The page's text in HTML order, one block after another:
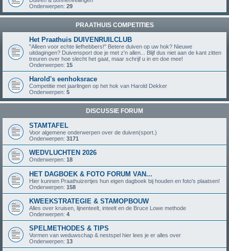
Onderwerpen: 29
PRAATHUIS COMPETITIES
Het Praathuis DUIVENRUILCLUB
"Alleen voor echte liefhebbers!" Betere duiven op uw hok? Nieuwe
uitdagingen? Duivensport doe je met z'n allen... Blijf dus niet aan de kant zitten
treuren over hoe slecht het gaat, maar schrijf u in en doe mee!
Onderwerpen: 15
Harold's eenhoksrace
Competitie met jaarlingen op het hok van Harold Dekker
Onderwerpen: 5
DISCUSSIE FORUM
STAMTAFEL
Voor algemene onderwerpen over de duiven(sport.)
Onderwerpen: 3171
WEDVLUCHTEN 2026
Onderwerpen: 18
HET DAGBOEK & FOTO FORUM VAN...
Hier kunnen Praathuizertjes hun eigen dagboek bij houden en foto's plaatsen!
Onderwerpen: 158
KWEEKSTRATEGIE & STAMOPBOUW
Alles over kruisen, lijnenteelt, inteelt en de Bruce Lowe methode
Onderwerpen: 4
SPELMETHODES & TIPS
Vormen van weduwschap & nestspel hier lees je er alles over
Onderwerpen: 13